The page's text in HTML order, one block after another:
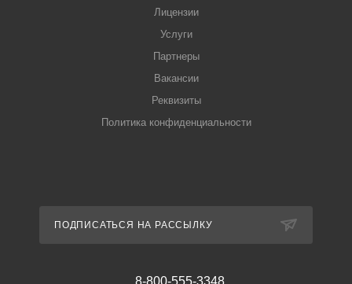
Лицензии
Услуги
Партнеры
Вакансии
Реквизиты
Политика конфиденциальности
ПОДПИСАТЬСЯ НА РАССЫЛКУ
8-800-555-3348